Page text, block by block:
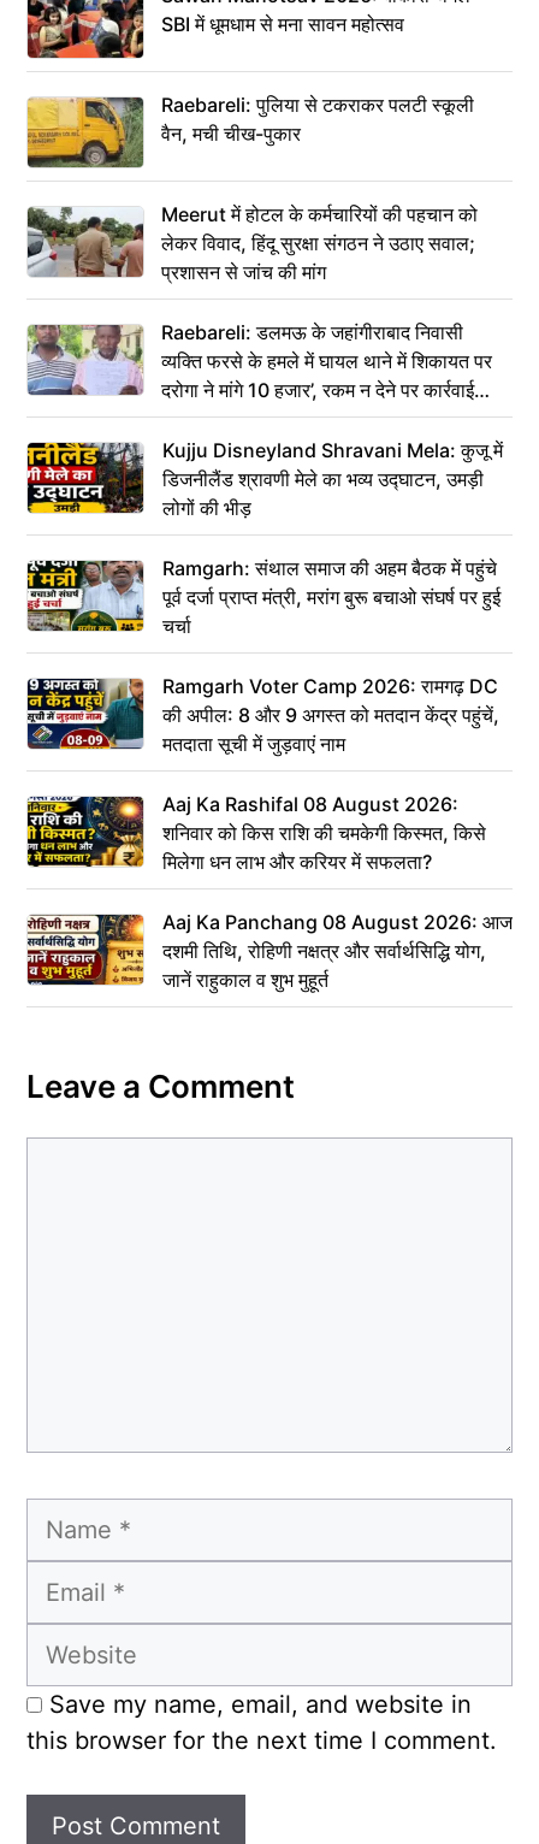
SBI में धूमधाम से मना सावन महोत्सव
Raebareli: पुलिया से टकराकर पलटी स्कूली
वैन, मची चीख-पुकार
Meerut में होटल के कर्मचारियों की पहचान को
लेकर विवाद, हिंदू सुरक्षा संगठन ने उठाए सवाल;
प्रशासन से जांच की मांग
Raebareli: डलमऊ के जहांगीराबाद निवासी
व्यक्ति फरसे के हमले में घायल थाने में शिकायत पर
दरोगा ने मांगे 10 हजार’, रकम न देने पर कार्रवाई
ठंडी!
Kujju Disneyland Shravani Mela: कुजू में
डिजनीलैंड श्रावणी मेले का भव्य उद्घाटन, उमड़ी
लोगों की भीड़
Ramgarh: संथाल समाज की अहम बैठक में पहुंचे
पूर्व दर्जा प्राप्त मंत्री, मरांग बुरू बचाओ संघर्ष पर हुई
चर्चा
Ramgarh Voter Camp 2026: रामगढ़ DC
की अपील: 8 और 9 अगस्त को मतदान केंद्र पहुंचें,
मतदाता सूची में जुड़वाएं नाम
Aaj Ka Rashifal 08 August 2026:
शनिवार को किस राशि की चमकेगी किस्मत, किसे
मिलेगा धन लाभ और करियर में सफलता?
Aaj Ka Panchang 08 August 2026: आज
दशमी तिथि, रोहिणी नक्षत्र और सर्वार्थसिद्धि योग,
जानें राहुकाल व शुभ मुहूर्त
Leave a Comment
Name
Email
Website
Save my name, email, and website in
this browser for the next time I comment.